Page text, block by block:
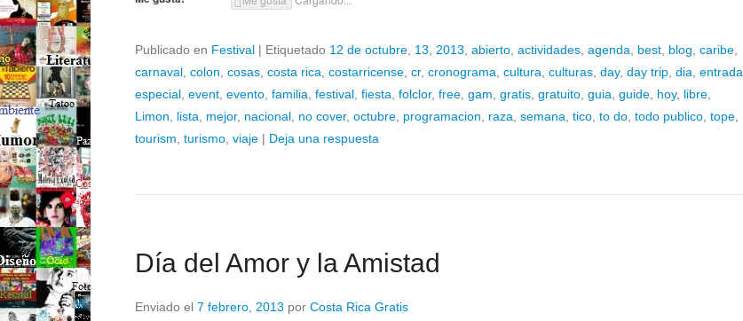
Publicado en Festival | Etiquetado 12 de octubre 13 2013 abierto actividades agenda best blog caribe
carnaval colon cosas costa rica costarricense cr, cronograma cultura culturas day, day trip dia entrada
especial event evento familia festival fiesta folclor, free gam gratis gratuito guia guide hoy, libre
Limon
lista mejor, nacional no cover, octubre programacion raza semana tico to do todo publico tope
tourism turismo viaje | Deja una respuesta
Día del Amor y la Amistad
Enviado el 7 febrero, 2013 por Costa Rica Gratis